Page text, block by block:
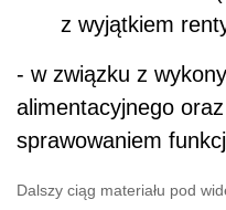
z wyjątkiem
- w związku z
alimentacyjnego
sprawowaniem
Dalszy ciąg materiału pod